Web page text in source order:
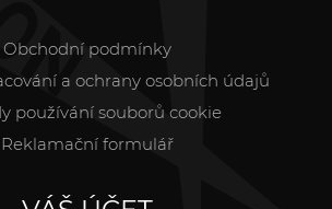
Obchodní podmínky
a ochrany osobních údajů
používání souborů cookie
Reklamační formulář